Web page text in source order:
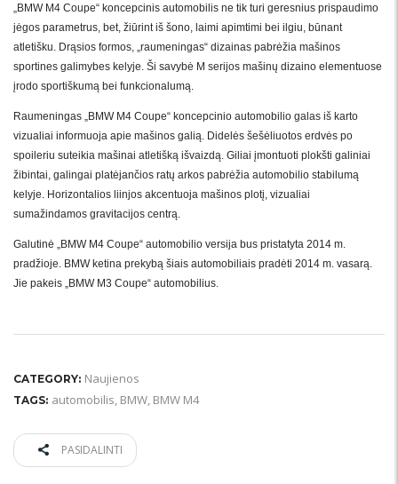
„BMW M4 Coupe“ koncepcinis automobilis ne tik turi geresnius prispaudimo
jėgos parametrus, bet, žiūrint iš šono, laimi apimtimi bei ilgiu, būnant
atletišku. Drąsios formos, „raumeningas“ dizainas pabrėžia mašinos
sportines galimybes kelyje. Ši savybė M serijos mašinų dizaino elementuose
įrodo sportiškumą bei funkcionalumą.
Raumeningas „BMW M4 Coupe“ koncepcinio automobilio galas iš karto
vizualiai informuoja apie mašinos galią. Didelės šešėliuotos erdvės po
spoileriu suteikia mašinai atletišką išvaizdą. Giliai įmontuoti plokšti galiniai
žibintai, galingai platėjančios ratų arkos pabrėžia automobilio stabilumą
kelyje. Horizontalios liinjos akcentuoja mašinos plotį, vizualiai
sumažindamos gravitacijos centrą.
Galutinė „BMW M4 Coupe“ automobilio versija bus pristatyta 2014 m.
pradžioje. BMW ketina prekybą šiais automobiliais pradėti 2014 m. vasarą.
Jie pakeis „BMW M3 Coupe“ automobilius.
CATEGORY: Naujienos
TAGS: automobilis BMW BMW M4
PASIDALINTI